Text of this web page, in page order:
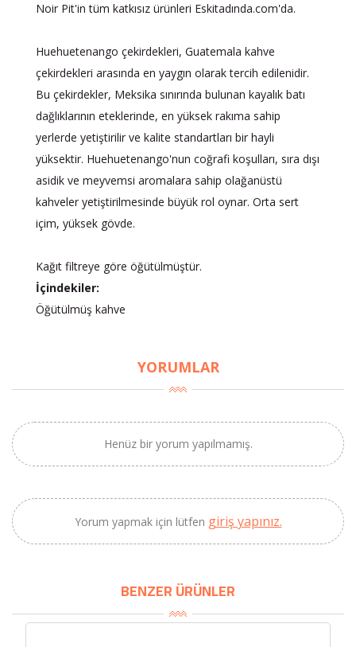
Noir Pit'in tüm katkısız ürünleri Eskitadında.com'da.
Huehuetenango çekirdekleri, Guatemala kahve
çekirdekleri arasında en yaygın olarak tercih edilenidir.
Bu çekirdekler, Meksika sınırında bulunan kayalık batı
dağlıklarının eteklerinde, en yüksek rakıma sahip
yerlerde yetiştirilir ve kalite standartları bir hayli
yüksektir. Huehuetenango'nun coğrafi koşulları, sıra dışı
asidik ve meyvemsi aromalara sahip olağanüstü
kahveler yetiştirilmesinde büyük rol oynar. Orta sert
içim, yüksek gövde.
Kağıt filtreye göre öğütülmüştür.
İçindekiler:
Öğütülmüş kahve
YORUMLAR
Henüz bir yorum yapılmamış.
Yorum yapmak için lütfen giriş yapınız.
BENZER ÜRÜNLER
BU HAFTANIN PLANLI İNDİRİMİ
2690,00 TL
2071,30 TL
Kaan Olgun Hasat
Naturel Sızma
Zeytinyağı (5lt, Soğuk
Zeytincilik